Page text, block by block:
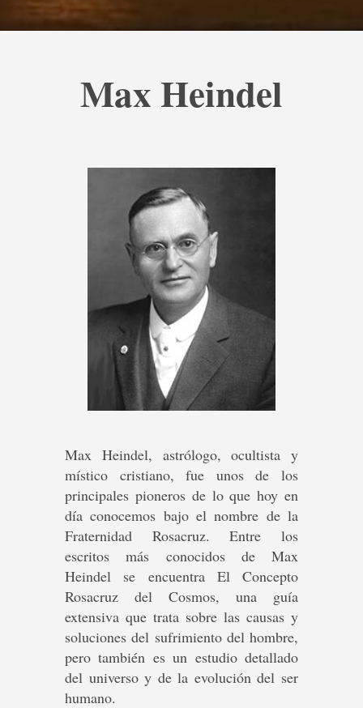
Max Heindel
Max Heindel, astrólogo, ocultista y
místico cristiano, fue unos de los
principales pioneros de lo que hoy en
día conocemos bajo el nombre de la
Fraternidad Rosacruz. Entre los
escritos más conocidos de Max
Heindel se encuentra El Concepto
Rosacruz del Cosmos, una guía
extensiva que trata sobre las causas y
soluciones del sufrimiento del hombre,
pero también es un estudio detallado
del universo y de la evolución del ser
humano.